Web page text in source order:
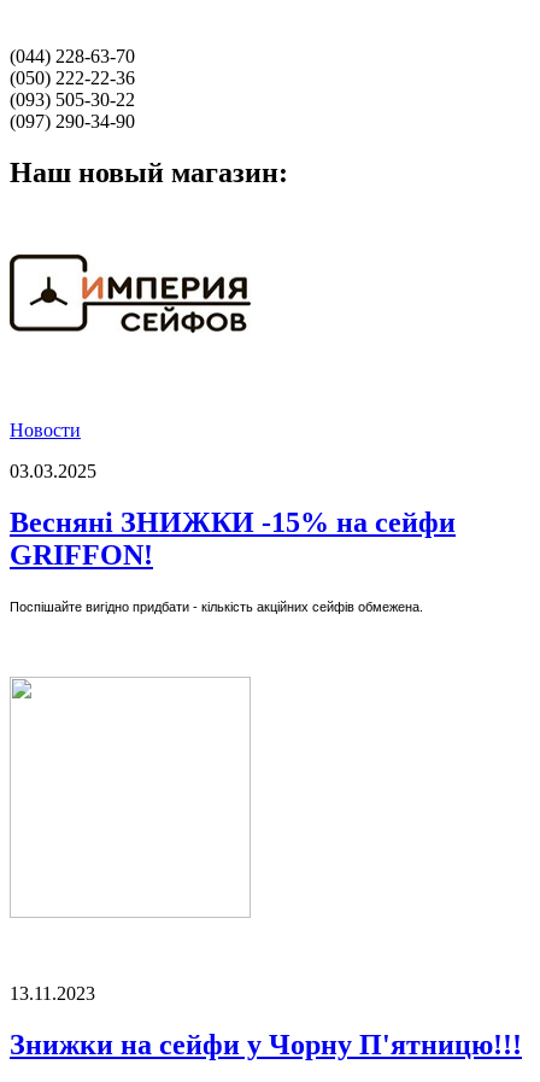
(044) 228-63-70
(050) 222-22-36
(093) 505-30-22
(097) 290-34-90
Наш новый магазин:
Новости
03.03.2025
Весняні ЗНИЖКИ -15% на сейфи
GRIFFON!
Поспішайте вигідно придбати - кількість акційних сейфів обмежена.
13.11.2023
Знижки на сейфи у Чорну П'ятницю!!!